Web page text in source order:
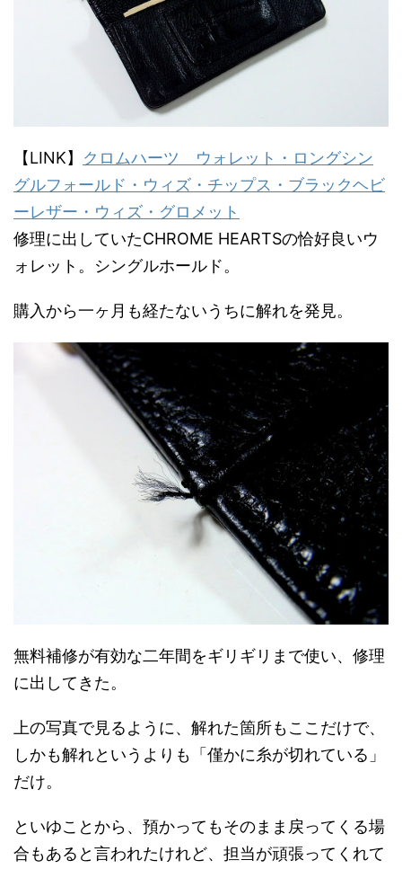
【LINK】 クロムハーツ ウォレット・ロングシン
グルフォールド・ウィズ・チップス・ブラックヘビ
ーレザー・ウィズ・グロメット
修理に出していたCHROME HEARTSの恰好良いウ
ォレット。シングルホールド。
購入から一ヶ月も経たないうちに解れを発見。
無料補修が有効な二年間をギリギリまで使い、修理
に出してきた。
上の写真で見るように、解れた箇所もここだけで、
しかも解れというよりも「僅かに糸が切れている」
だけ。
といゆことから、預かってもそのまま戻ってくる場
合もあると言われたけれど、担当が頑張ってくれて